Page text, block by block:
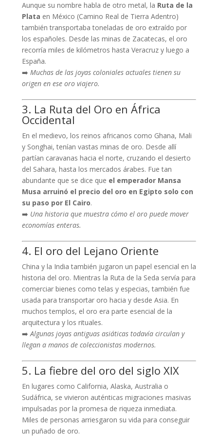
Aunque su nombre habla de otro metal, la Ruta de la
Plata en México (Camino Real de Tierra Adentro)
también transportaba toneladas de oro extraído por
los españoles. Desde las minas de Zacatecas, el oro
recorría miles de kilómetros hasta Veracruz y luego a
España.
➡️ Muchas de las joyas coloniales actuales tienen su
origen en ese oro viajero.
3. La Ruta del Oro en África
Occidental
En el medievo, los reinos africanos como Ghana, Mali
y Songhai, tenían vastas minas de oro. Desde allí
partían caravanas hacia el norte, cruzando el desierto
del Sahara, hasta los mercados árabes. Fue tan
abundante que se dice que el emperador Mansa
Musa arruinó el precio del oro en Egipto solo con
su paso por El Cairo.
➡️ Una historia que muestra cómo el oro puede mover
economías enteras.
4. El oro del Lejano Oriente
China y la India también jugaron un papel esencial en la
historia del oro. Mientras la Ruta de la Seda servía para
comerciar bienes como telas y especias, también fue
usada para transportar oro hacia y desde Asia. En
muchos templos, el oro era parte esencial de la
arquitectura y los rituales.
➡️Algunas joyas antiguas asiáticas todavía circulan y
llegan a manos de coleccionistas modernos.
5. La fiebre del oro del siglo XIX
En lugares como California, Alaska, Australia o
Sudáfrica, se vivieron auténticas migraciones masivas
impulsadas por la promesa de riqueza inmediata.
Miles de personas arriesgaron su vida para conseguir
un puñado de oro.